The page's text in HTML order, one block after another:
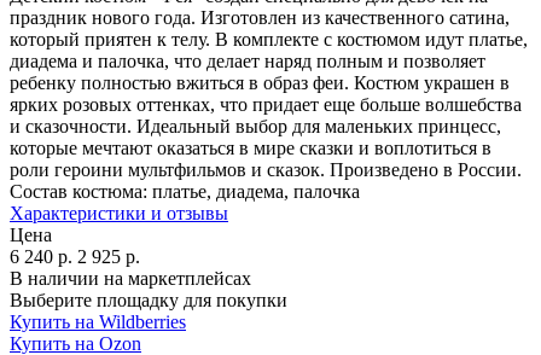
праздник нового года. Изготовлен из качественного сатина,
который приятен к телу. В комплекте с костюмом идут платье,
диадема и палочка, что делает наряд полным и позволяет
ребенку полностью вжиться в образ феи. Костюм украшен в
ярких розовых оттенках, что придает еще больше волшебства
и сказочности. Идеальный выбор для маленьких принцесс,
которые мечтают оказаться в мире сказки и воплотиться в
роли героини мультфильмов и сказок. Произведено в России.
Состав костюма: платье, диадема, палочка
Характеристики и отзывы
Цена
6 240 р. 2 925 р.
В наличии на маркетплейсах
Выберите площадку для покупки
Купить на Wildberries
Купить на Ozon